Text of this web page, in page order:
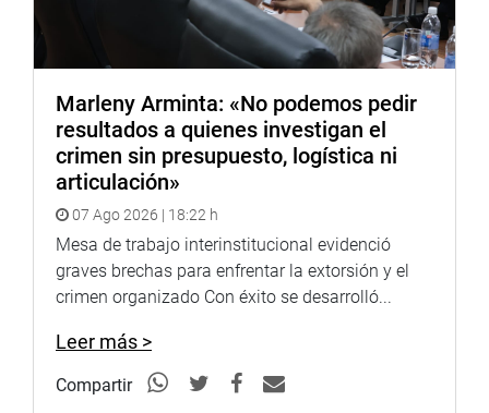
Marleny Arminta: «No podemos pedir
resultados a quienes investigan el
crimen sin presupuesto, logística ni
articulación»
07 Ago 2026 | 18:22 h
Mesa de trabajo interinstitucional evidenció
graves brechas para enfrentar la extorsión y el
crimen organizado Con éxito se desarrolló...
Leer más >
Compartir